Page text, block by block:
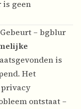
is geen
– bgblur
is
Het
ontstaat –